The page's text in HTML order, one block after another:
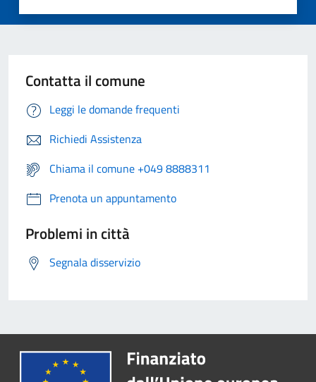
Contatta il comune
Leggi le domande frequenti
Richiedi Assistenza
Chiama il comune +049 8888311
Prenota un appuntamento
Problemi in città
Segnala disservizio